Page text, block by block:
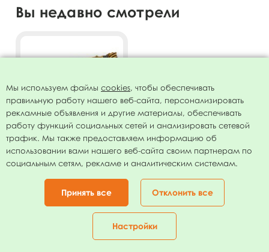
Корзина
Вы недавно смотрели
Фигура Автокран 83см х
77см
79.00руб.
Мы используем файлы cookies, чтобы обеспечивать
правильную работу нашего веб-сайта, персонализировать
рекламные объявления и другие материалы, обеспечивать
работу функций социальных сетей и анализировать сетевой
трафик. Мы также предоставляем информацию об
использовании вами нашего веб-сайта своим партнерам по
социальным сетям, рекламе и аналитическим системам.
Принять все Отклонить все
Настройки